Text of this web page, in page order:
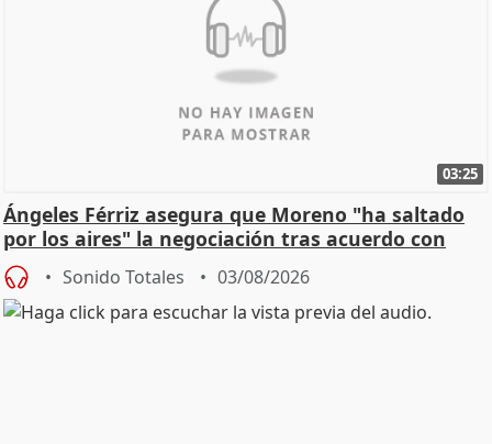
03:25
Ángeles Férriz asegura que Moreno "ha saltado
por los aires" la negociación tras acuerdo con
SMA
Sonido Totales 03/08/2026